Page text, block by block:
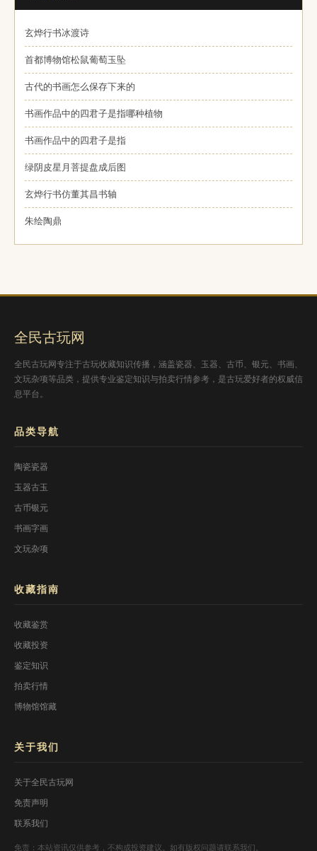
玄烨行书冰渡诗
首都博物馆松鼠葡萄玉坠
古代的书画怎么保存下来的
书画作品中的四君子是指哪种植物
书画作品中的四君子是指
绿阴皮星月菩提盘成后图
玄烨行书仿董其昌书轴
朱绘陶鼎
全民古玩网
全民古玩网专注于古玩收藏知识传播，涵盖瓷器、玉器、古币、银元、书画、
文玩杂项等品类，提供专业鉴定知识与拍卖行情参考，是古玩爱好者的权威信
息平台。
品类导航
陶瓷瓷器
玉器古玉
古币银元
书画字画
文玩杂项
收藏指南
收藏鉴赏
收藏投资
鉴定知识
拍卖行情
博物馆馆藏
关于我们
关于全民古玩网
免责声明
联系我们
免责：本站资讯仅供参考，不构成投资建议。如有版权问题请联系我们。